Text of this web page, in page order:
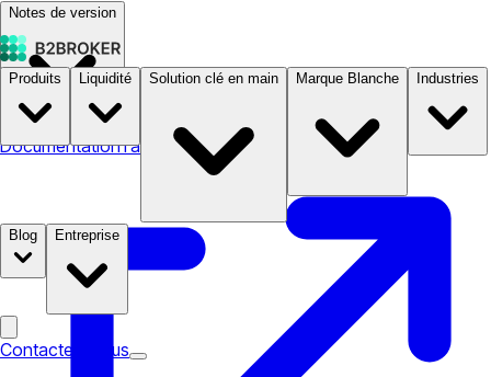
Notes de version
DocumentationTarifs B2STORE
Produits Liquidité Solution clé en main Marque Blanche Industries
Blog Entreprise
Contactez-nous